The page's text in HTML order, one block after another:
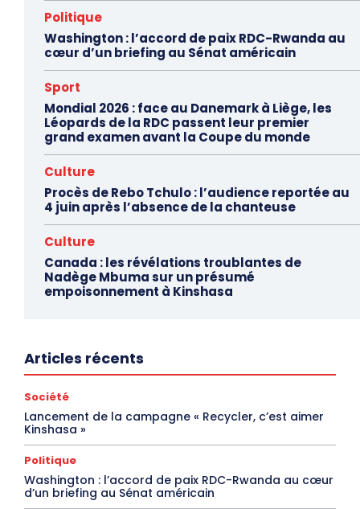
Politique
Washington : l’accord de paix RDC-Rwanda au
cœur d’un briefing au Sénat américain
Sport
Mondial 2026 : face au Danemark à Liège, les
Léopards de la RDC passent leur premier
grand examen avant la Coupe du monde
Culture
Procès de Rebo Tchulo : l’audience reportée au
4 juin après l’absence de la chanteuse
Culture
Canada : les révélations troublantes de
Nadège Mbuma sur un présumé
empoisonnement à Kinshasa
Articles récents
Société
Lancement de la campagne « Recycler, c’est aimer
Kinshasa »
Politique
Washington : l’accord de paix RDC-Rwanda au cœur
d’un briefing au Sénat américain